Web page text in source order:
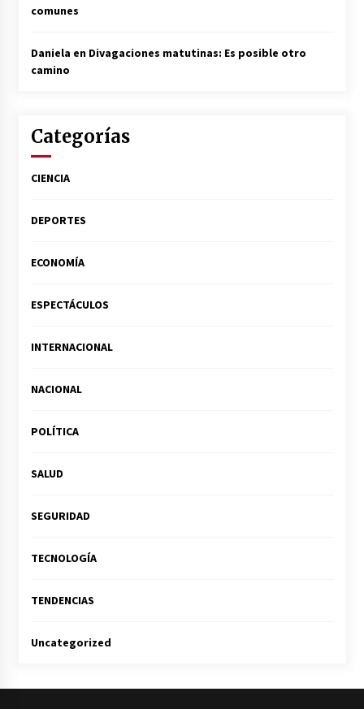
comunes
Daniela en Divagaciones matutinas: Es posible otro
camino
Categorías
CIENCIA
DEPORTES
ECONOMÍA
ESPECTÁCULOS
INTERNACIONAL
NACIONAL
POLÍTICA
SALUD
SEGURIDAD
TECNOLOGÍA
TENDENCIAS
Uncategorized